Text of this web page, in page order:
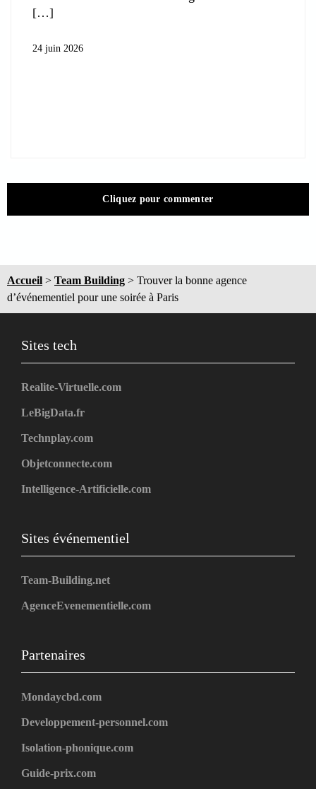
24 juin 2026
Cliquez pour commenter
Accueil > Team Building > Trouver la bonne agence
d’événementiel pour une soirée à Paris
Sites tech
Realite-Virtuelle.com
LeBigData.fr
Technplay.com
Objetconnecte.com
Intelligence-Artificielle.com
Sites événementiel
Team-Building.net
AgenceEvenementielle.com
Partenaires
Mondaycbd.com
Developpement-personnel.com
Isolation-phonique.com
Guide-prix.com